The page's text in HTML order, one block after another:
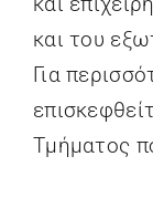
και του
Για
Τμήματος